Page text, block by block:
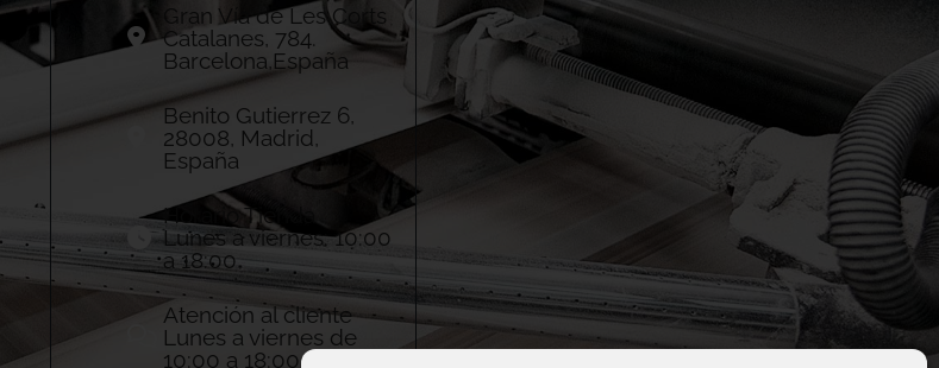
Gran Vía de Les Corts
Catalanes, 784.
Barcelona,España
Benito Gutierrez 6,
28008, Madrid,
España
Horario Tienda
Lunes a viernes: 10:00
a 18:00
Atención al cliente
Lunes a viernes de
10:00 a 18:00